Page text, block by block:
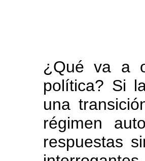
¿Qué va a
política? Si
una
régimen
respuestas